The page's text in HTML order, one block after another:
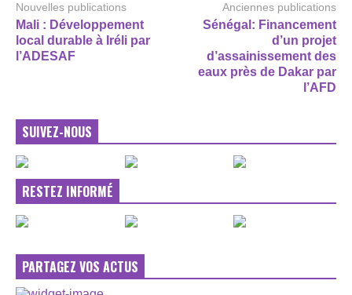
Nouvelles publications
Mali : Développement
local durable à Iréli par
l’ADESAF
Anciennes publications
Sénégal: Financement
d’un projet
d’assainissement des
eaux près de Dakar par
l’AFD
SUIVEZ-NOUS
RESTEZ INFORMÉ
PARTAGEZ VOS ACTUS